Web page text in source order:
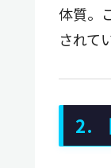
体質。
されて
2.